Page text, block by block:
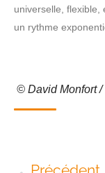
universelle, flexible,
un rythme
© David Monfort